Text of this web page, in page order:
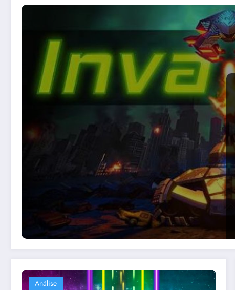
Análise